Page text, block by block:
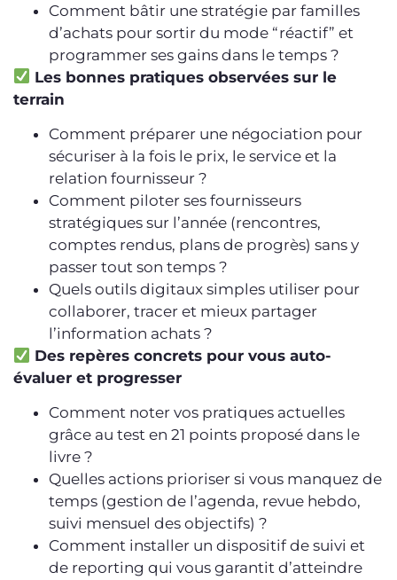
Comment bâtir une stratégie par familles
d’achats pour sortir du mode “réactif” et
programmer ses gains dans le temps ?
Les bonnes pratiques observées sur le
terrain
Comment préparer une négociation pour
sécuriser à la fois le prix, le service et la
relation fournisseur ?
Comment piloter ses fournisseurs
stratégiques sur l’année (rencontres,
comptes rendus, plans de progrès) sans y
passer tout son temps ?
Quels outils digitaux simples utiliser pour
collaborer, tracer et mieux partager
l’information achats ?
Des repères concrets pour vous auto-
évaluer et progresser
Comment noter vos pratiques actuelles
grâce au test en 21 points proposé dans le
livre ?
Quelles actions prioriser si vous manquez de
temps (gestion de l’agenda, revue hebdo,
suivi mensuel des objectifs) ?
Comment installer un dispositif de suivi et
de reporting qui vous garantit d’atteindre